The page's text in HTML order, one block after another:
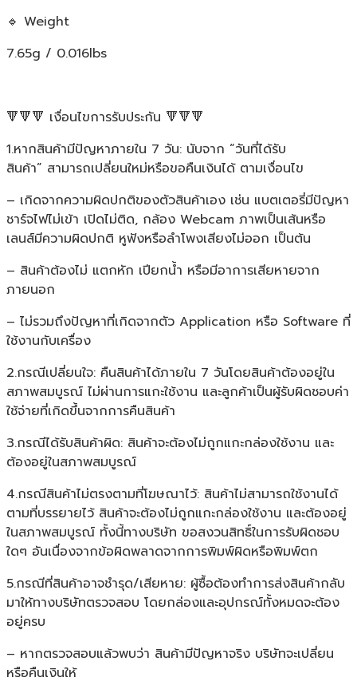
🔹 Weight
7.65g / 0.016lbs
🔻🔻🔻 เงื่อนไขการรับประกัน 🔻🔻🔻
1.หากสินค้ามีปัญหาภายใน 7 วัน: นับจาก “วันที่ได้รับ
สินค้า” สามารถเปลี่ยนใหม่หรือขอคืนเงินได้ ตามเงื่อนไข
– เกิดจากความผิดปกติของตัวสินค้าเอง เช่น แบตเตอรี่มีปัญหา
ชาร์จไฟไม่เข้า เปิดไม่ติด, กล้อง Webcam ภาพเป็นเส้นหรือ
เลนส์มีความผิดปกติ หูฟังหรือลำโพงเสียงไม่ออก เป็นต้น
– สินค้าต้องไม่ แตกหัก เปียกน้ำ หรือมีอาการเสียหายจาก
ภายนอก
– ไม่รวมถึงปัญหาที่เกิดจากตัว Application หรือ Software ที่
ใช้งานกับเครื่อง
2.กรณีเปลี่ยนใจ: คืนสินค้าได้ภายใน 7 วันโดยสินค้าต้องอยู่ใน
สภาพสมบูรณ์ ไม่ผ่านการแกะใช้งาน และลูกค้าเป็นผู้รับผิดชอบค่า
ใช้จ่ายที่เกิดขึ้นจากการคืนสินค้า
3.กรณีได้รับสินค้าผิด: สินค้าจะต้องไม่ถูกแกะกล่องใช้งาน และ
ต้องอยู่ในสภาพสมบูรณ์
4.กรณีสินค้าไม่ตรงตามที่โฆษณาไว้: สินค้าไม่สามารถใช้งานได้
ตามที่บรรยายไว้ สินค้าจะต้องไม่ถูกแกะกล่องใช้งาน และต้องอยู่
ในสภาพสมบูรณ์ ทั้งนี้ทางบริษัท ขอสงวนสิทธิ์ในการรับผิดชอบ
ใดๆ อันเนื่องจากข้อผิดพลาดจากการพิมพ์ผิดหรือพิมพ์ตก
5.กรณีที่สินค้าอาจชำรุด/เสียหาย: ผู้ซื้อต้องทำการส่งสินค้ากลับ
มาให้ทางบริษัทตรวจสอบ โดยกล่องและอุปกรณ์ทั้งหมดจะต้อง
อยู่ครบ
– หากตรวจสอบแล้วพบว่า สินค้ามีปัญหาจริง บริษัทจะเปลี่ยน
หรือคืนเงินให้